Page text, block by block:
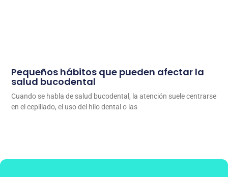
Pequeños hábitos que pueden afectar la
salud bucodental
Cuando se habla de salud bucodental, la atención suele centrarse
en el cepillado, el uso del hilo dental o las